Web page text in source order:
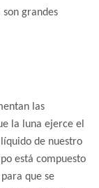
grandes
las
la luna ejerce el
de nuestro
está compuesto
que se